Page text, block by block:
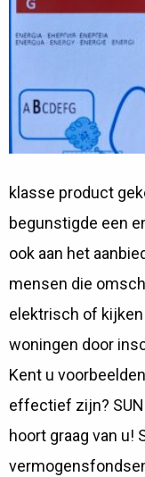
klasse product
begunstigde een
ook aan het
mensen die
elektrisch of
woningen door
Kent u
effectief zijn?
hoort graag van u!